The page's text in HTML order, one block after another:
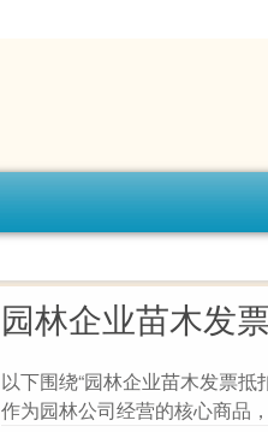
园林企业苗木发
以下围绕“园林企业苗木发票
作为园林公司经营的核心商品